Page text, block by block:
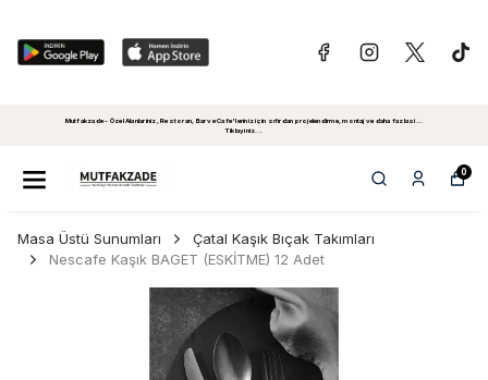
Mutfakzade - Özel Alanlariniz, Restoran, Bar ve Cafe'leriniz için sıfırdan projelendirme, montaj ve daha fazlasi...
Tiklayiniz...
0
Masa Üstü Sunumları
Çatal Kaşık Bıçak Takımları
Nescafe Kaşık BAGET (ESKİTME) 12 Adet